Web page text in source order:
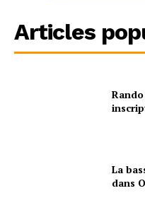
Articles
La
dans